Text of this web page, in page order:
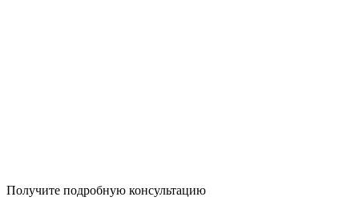
Получите подробную консультацию